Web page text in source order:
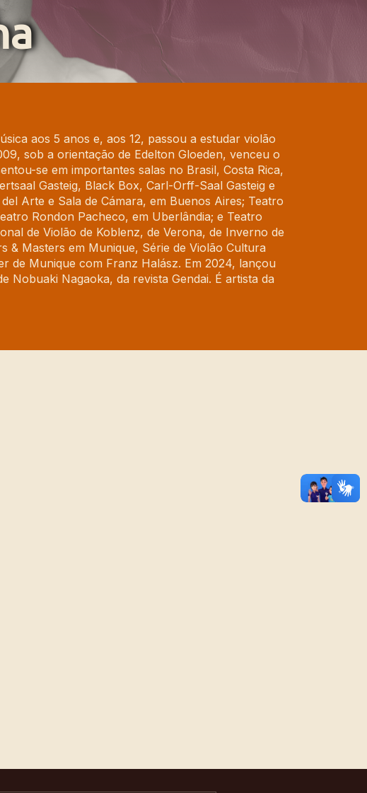
aos 5 anos e, aos 12, passou a estudar violão
sob a orientação de Edelton Gloeden, venceu o
se em importantes salas no Brasil, Costa Rica,
Gasteig, Black Box, Carl-Orff-Saal Gasteig e
Arte e Sala de Cámara, em Buenos Aires; Teatro
Rondon Pacheco, em Uberlândia; e Teatro
de Violão de Koblenz, de Verona, de Inverno de
& Masters em Munique, Série de Violão Cultura
de Munique com Franz Halász. Em 2024, lançou
Nobuaki Nagaoka, da revista Gendai. É artista da